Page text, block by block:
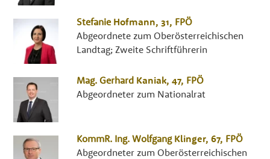
Stefanie Hofmann, 31, FPÖ
Abgeordnete zum Oberösterreichischen
Landtag; Zweite Schriftführerin
Mag. Gerhard Kaniak, 47, FPÖ
Abgeordneter zum Nationalrat
KommR. Ing. Wolfgang Klinger, 67, FPÖ
Abgeordneter zum Oberösterreichischen